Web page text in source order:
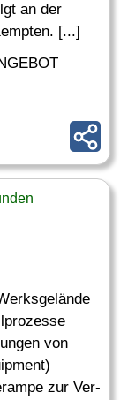
an der
[...]
von
zur Ver-